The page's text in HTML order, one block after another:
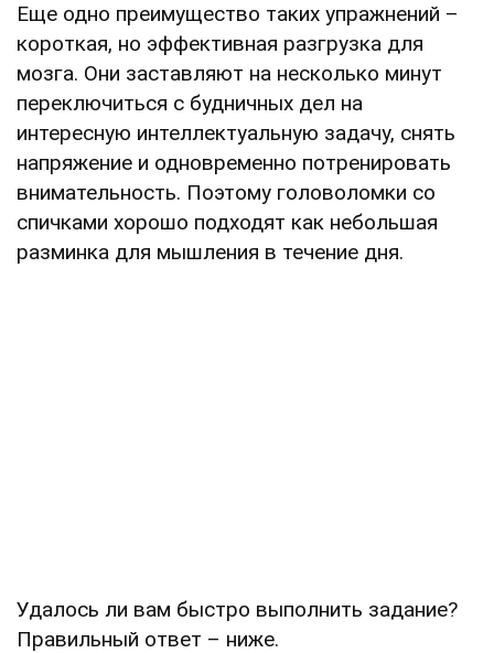
Еще одно преимущество таких упражнений –
короткая, но эффективная разгрузка для
мозга. Они заставляют на несколько минут
переключиться с будничных дел на
интересную интеллектуальную задачу, снять
напряжение и одновременно потренировать
внимательность. Поэтому головоломки со
спичками хорошо подходят как небольшая
разминка для мышления в течение дня.
Удалось ли вам быстро выполнить задание?
Правильный ответ – ниже.